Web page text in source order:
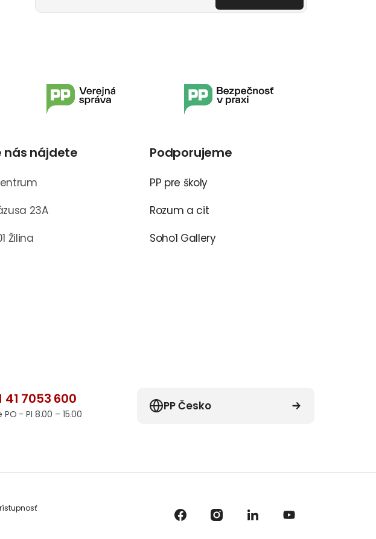
nás nájdete
23A
Žilina
Podporujeme
PP pre školy
Rozum a cit
Soho1 Gallery
41 7053 600
PO - PI 8.00 – 15.00
PP Česko